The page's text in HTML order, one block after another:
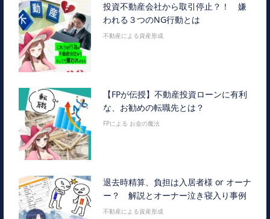
投資不動産会社から取引停止？！ 嫌
われる３つのNG行動とは
不動産による資産形成
【FPが伝授】不動産投資ローンに有利
な、お勧めの転職先とは？
FPによる お金の魔法
退去時精算、負担は入居者様 or オーナ
ー？ 解説とオーナー泣き寝入り事例
不動産による資産形成